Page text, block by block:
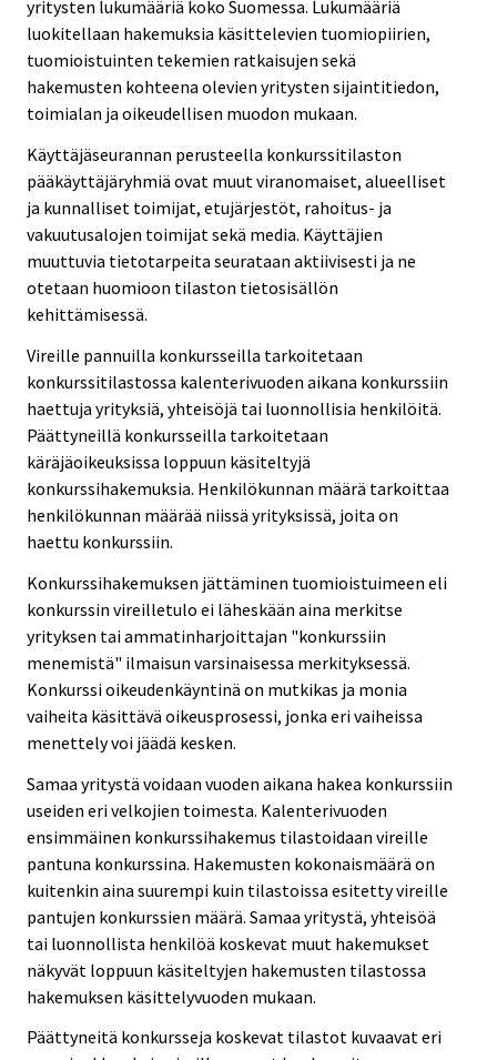
yritysten lukumääriä koko Suomessa. Lukumääriä
luokitellaan hakemuksia käsittelevien tuomiopiirien,
tuomioistuinten tekemien ratkaisujen sekä
hakemusten kohteena olevien yritysten sijaintitiedon,
toimialan ja oikeudellisen muodon mukaan.
Käyttäjäseurannan perusteella konkurssitilaston
pääkäyttäjäryhmiä ovat muut viranomaiset, alueelliset
ja kunnalliset toimijat, etujärjestöt, rahoitus- ja
vakuutusalojen toimijat sekä media. Käyttäjien
muuttuvia tietotarpeita seurataan aktiivisesti ja ne
otetaan huomioon tilaston tietosisällön
kehittämisessä.
Vireille pannuilla konkursseilla tarkoitetaan
konkurssitilastossa kalenterivuoden aikana konkurssiin
haettuja yrityksiä, yhteisöjä tai luonnollisia henkilöitä.
Päättyneillä konkursseilla tarkoitetaan
käräjäoikeuksissa loppuun käsiteltyjä
konkurssihakemuksia. Henkilökunnan määrä tarkoittaa
henkilökunnan määrää niissä yrityksissä, joita on
haettu konkurssiin.
Konkurssihakemuksen jättäminen tuomioistuimeen eli
konkurssin vireilletulo ei läheskään aina merkitse
yrityksen tai ammatinharjoittajan "konkurssiin
menemistä" ilmaisun varsinaisessa merkityksessä.
Konkurssi oikeudenkäyntinä on mutkikas ja monia
vaiheita käsittävä oikeusprosessi, jonka eri vaiheissa
menettely voi jäädä kesken.
Samaa yritystä voidaan vuoden aikana hakea konkurssiin
useiden eri velkojien toimesta. Kalenterivuoden
ensimmäinen konkurssihakemus tilastoidaan vireille
pantuna konkurssina. Hakemusten kokonaismäärä on
kuitenkin aina suurempi kuin tilastoissa esitetty vireille
pantujen konkurssien määrä. Samaa yritystä, yhteisöä
tai luonnollista henkilöä koskevat muut hakemukset
näkyvät loppuun käsiteltyjen hakemusten tilastossa
hakemuksen käsittelyvuoden mukaan.
Päättyneitä konkursseja koskevat tilastot kuvaavat eri